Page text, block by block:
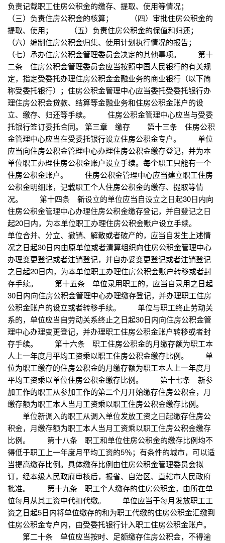
负责记载职工住房公积金的缴存、提取、使用等情况；
（三）负责住房公积金的核算； （四）审批住房公积金的
提取、使用； （五）负责住房公积金的保值和归还；
（六）编制住房公积金归集、使用计划执行情况的报告；
（七）承办住房公积金管理委员会决定的其他事项。 第十
二条 住房公积金管理委员会应当按照中国人民银行的有关规
定，指定受委托办理住房公积金金融业务的商业银行（以下简
称受委托银行）；住房公积金管理中心应当委托受委托银行办
理住房公积金贷款、结算等金融业务和住房公积金账户的设
立、缴存、归还等手续。 住房公积金管理中心应当与受委
托银行签订委托合同。 第三章 缴存 第十三条 住房公积
金管理中心应当在受委托银行设立住房公积金专户。 单位
应当向住房公积金管理中心办理住房公积金缴存登记，并为本
单位职工办理住房公积金账户设立手续。每个职工只能有一个
住房公积金账户。 住房公积金管理中心应当建立职工住房
公积金明细账，记载职工个人住房公积金的缴存、提取等情
况。 第十四条 新设立的单位应当自设立之日起30日内向
住房公积金管理中心办理住房公积金缴存登记，并自登记之日
起20日内，为本单位职工办理住房公积金账户设立手续。
单位合并、分立、撤销、解散或者破产的，应当自发生上述情
况之日起30日内由原单位或者清算组织向住房公积金管理中心
办理变更登记或者注销登记，并自办妥变更登记或者注销登记
之日起20日内，为本单位职工办理住房公积金账户转移或者封
存手续。 第十五条 单位录用职工的，应当自录用之日起
30日内向住房公积金管理中心办理缴存登记，并办理职工住房
公积金账户的设立或者转移手续。 单位与职工终止劳动关
系的，单位应当自劳动关系终止之日起30日内向住房公积金管
理中心办理变更登记，并办理职工住房公积金账户转移或者封
存手续。 第十六条 职工住房公积金的月缴存额为职工本
人上一年度月平均工资乘以职工住房公积金缴存比例。 单
位为职工缴存的住房公积金的月缴存额为职工本人上一年度月
平均工资乘以单位住房公积金缴存比例。 第十七条 新参
加工作的职工从参加工作的第二个月开始缴存住房公积金，月
缴存额为职工本人当月工资乘以职工住房公积金缴存比例。
单位新调入的职工从调入单位发放工资之日起缴存住房公
积金，月缴存额为职工本人当月工资乘以职工住房公积金缴存
比例。 第十八条 职工和单位住房公积金的缴存比例均不
得低于职工上一年度月平均工资的5％；有条件的城市，可以适
当提高缴存比例。具体缴存比例由住房公积金管理委员会拟
订，经本级人民政府审核后，报省、自治区、直辖市人民政府
批准。 第十九条 职工个人缴存的住房公积金，由所在单
位每月从其工资中代扣代缴。 单位应当于每月发放职工工
资之日起5日内将单位缴存的和为职工代缴的住房公积金汇缴到
住房公积金专户内，由受委托银行计入职工住房公积金账户。
第二十条 单位应当按时、足额缴存住房公积金，不得逾